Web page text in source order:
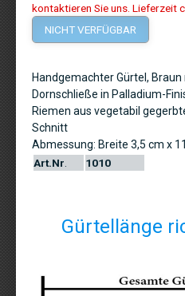
kontaktieren Sie uns. Lieferzeit
Handgemachter Gürtel, Braun
Dornschließe in Palladium-
Riemen aus vegetabil
Schnitt
Abmessung: Breite 3,5 cm x
Art.Nr
1010
Gürtellänge